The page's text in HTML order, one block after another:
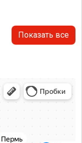
Показать все